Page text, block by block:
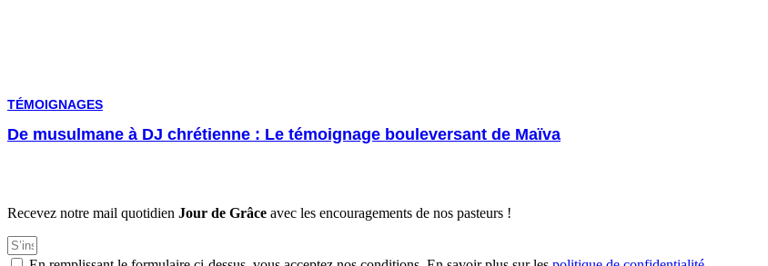
TÉMOIGNAGES
De musulmane à DJ chrétienne : Le témoignage bouleversant de Maïva
Recevez notre mail quotidien Jour de Grâce avec les encouragements de nos pasteurs !